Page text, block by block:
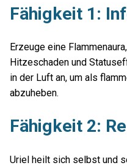
Fähigkeit 1:
Erzeuge eine
Hitzeschaden und
in der Luft an, um als
abzuheben.
Fähigkeit 2:
Uriel heilt sich selbst und